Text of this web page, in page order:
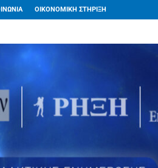
ΟΙΚΟΝΟΜΙΚΗ ΣΤΗΡΙΞΗ